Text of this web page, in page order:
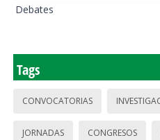
Debates
Tags
CONVOCATORIAS
JORNADAS CONGRESOS